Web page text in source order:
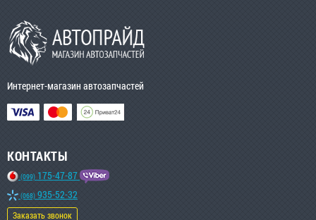
Интернет-магазин автозапчастей
КОНТАКТЫ
(099) 175-47-87
(068) 935-52-32
Заказать звонок